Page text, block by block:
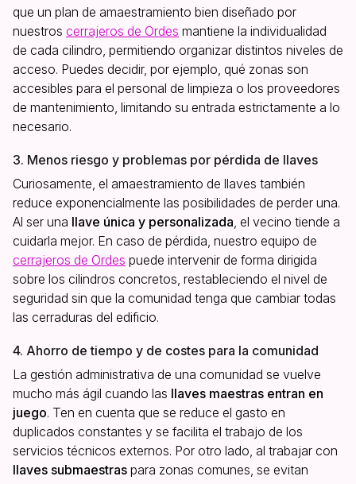
que un plan de amaestramiento bien diseñado por
nuestros cerrajeros de Ordes mantiene la individualidad
de cada cilindro, permitiendo organizar distintos niveles de
acceso. Puedes decidir, por ejemplo, qué zonas son
accesibles para el personal de limpieza o los proveedores
de mantenimiento, limitando su entrada estrictamente a lo
necesario.
3. Menos riesgo y problemas por pérdida de llaves
Curiosamente, el amaestramiento de llaves también
reduce exponencialmente las posibilidades de perder una.
Al ser una llave única y personalizada , el vecino tiende a
cuidarla mejor. En caso de pérdida, nuestro equipo de
cerrajeros de Ordes puede intervenir de forma dirigida
sobre los cilindros concretos, restableciendo el nivel de
seguridad sin que la comunidad tenga que cambiar todas
las cerraduras del edificio.
4. Ahorro de tiempo y de costes para la comunidad
La gestión administrativa de una comunidad se vuelve
mucho más ágil cuando las llaves maestras entran en
juego. Ten en cuenta que se reduce el gasto en
duplicados constantes y se facilita el trabajo de los
servicios técnicos externos. Por otro lado, al trabajar con
llaves submaestras para zonas comunes, se evitan